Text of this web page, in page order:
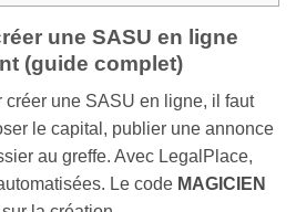
une SASU en ligne
(guide complet)
créer une SASU en ligne, il faut
le capital, publier une annonce
au greffe. Avec LegalPlace,
Le code MAGICIEN